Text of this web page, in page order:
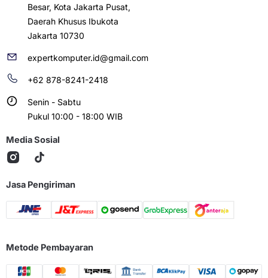
Besar, Kota Jakarta Pusat,
Daerah Khusus Ibukota
Jakarta 10730
expertkomputer.id@gmail.com
+62 878-8241-2418
Senin - Sabtu
Pukul 10:00 - 18:00 WIB
Media Sosial
Jasa Pengiriman
Metode Pembayaran